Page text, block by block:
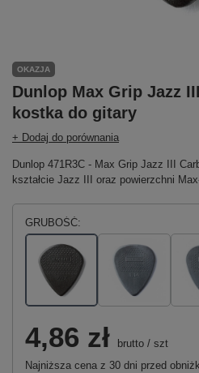
OKAZJA
Dunlop Max Grip Jazz
kostka do gitary
+ Dodaj do porównania
Dunlop 471R3C - Max Grip Jazz III
kształcie Jazz III oraz powierzchni
GRUBOŚĆ
4,86 zł brutto / szt
Najniższa cena z 30 dni przed